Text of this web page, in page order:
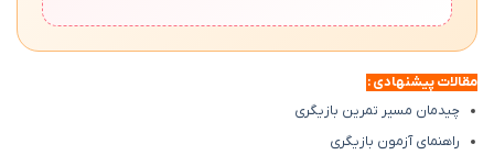
مقالات پیشنهادی :
چیدمان مسیر تمرین بازیگری
راهنمای آزمون بازیگری